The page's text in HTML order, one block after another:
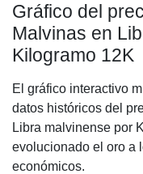
Gráfico del
Malvinas en
Kilogramo 12K
El gráfico interactivo
datos históricos del
Libra malvinense por
evolucionado el oro a
económicos.